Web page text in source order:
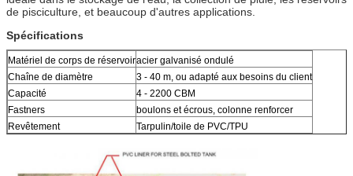
de pisciculture, et beaucoup d'autres applications.
Spécifications
Matériel de corps de réservoiracier galvanisé ondulé
Chaîne de diamètre
3 - 40 m, ou adapté aux besoins du client
Capacité
4 - 2200 CBM
Fastners
boulons et écrous, colonne renforcer
Revêtement
Tarpulin/toile de PVC/TPU